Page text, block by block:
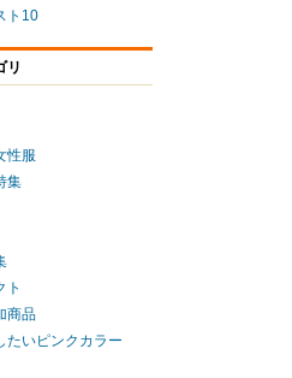
ト10
リ
性服
集
ト
商品
たいピンクカラー